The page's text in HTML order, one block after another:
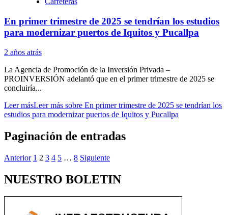
En primer trimestre de 2025 se tendrían los estudios
para modernizar puertos de Iquitos y Pucallpa
2 años atrás
La Agencia de Promoción de la Inversión Privada –
PROINVERSIÓN adelantó que en el primer trimestre de 2025 se
concluiría...
Leer másLeer más sobre En primer trimestre de 2025 se tendrían los
estudios para modernizar puertos de Iquitos y Pucallpa
Paginación de entradas
Anterior 1 2 3 4 5 … 8 Siguiente
NUESTRO BOLETIN